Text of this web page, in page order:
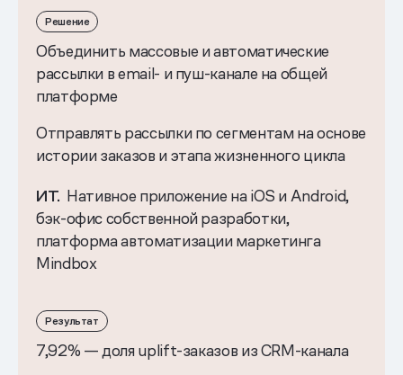
Решение
Объединить массовые и автоматические
рассылки в email- и пуш-канале на общей
платформе
Отправлять рассылки по сегментам на основе
истории заказов и этапа жизненного цикла
ИТ. Нативное приложение на iOS и Android,
бэк-офис собственной разработки,
платформа автоматизации маркетинга
Mindbox
Результат
7,92% — доля uplift-заказов из CRM-канала